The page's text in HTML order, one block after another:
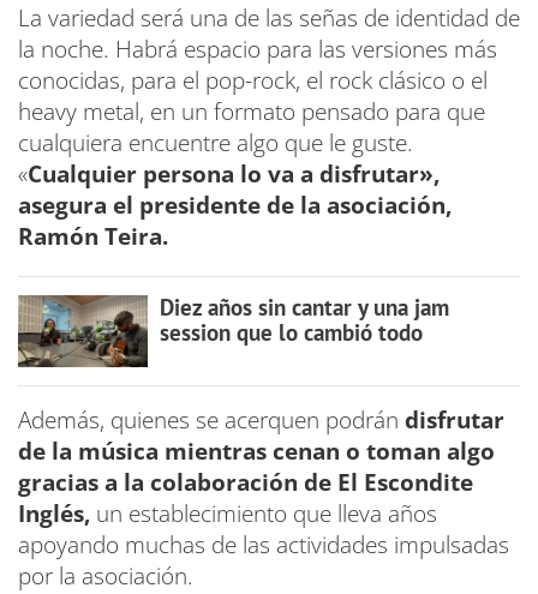
La variedad será una de las señas de identidad de
la noche. Habrá espacio para las versiones más
conocidas, para el pop-rock, el rock clásico o el
heavy metal, en un formato pensado para que
cualquiera encuentre algo que le guste.
«Cualquier persona lo va a disfrutar»,
asegura el presidente de la asociación,
Ramón Teira.
Diez años sin cantar y una jam
session que lo cambió todo
Además, quienes se acerquen podrán disfrutar
de la música mientras cenan o toman algo
gracias a la colaboración de El Escondite
Inglés, un establecimiento que lleva años
apoyando muchas de las actividades impulsadas
por la asociación.